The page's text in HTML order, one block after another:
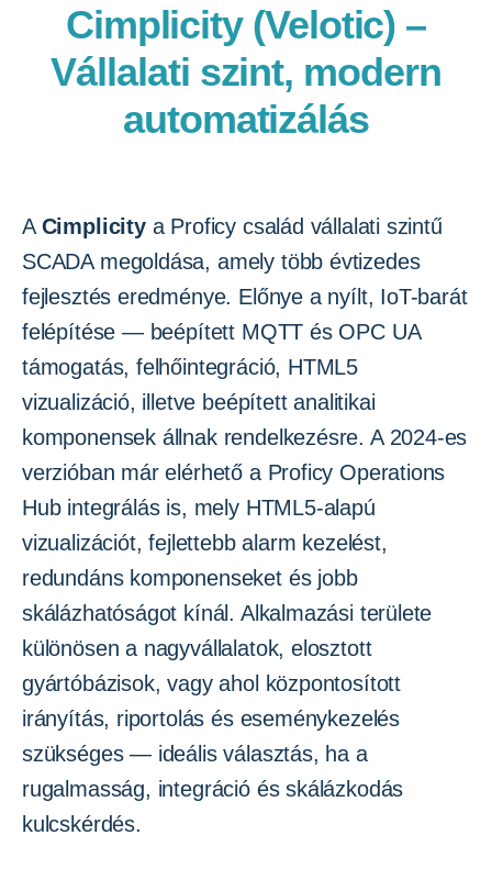
Cimplicity (Velotic) –
Vállalati szint, modern
automatizálás
A Cimplicitya Proficy család vállalati szintű
SCADA megoldása, amely több évtizedes
fejlesztés eredménye. Előnye a nyílt, IoT-barát
felépítése — beépített MQTT és OPC UA
támogatás, felhőintegráció, HTML5
vizualizáció, illetve beépített analitikai
komponensek állnak rendelkezésre. A 2024-es
verzióban már elérhető a Proficy Operations
Hub integrálás is, mely HTML5-alapú
vizualizációt, fejlettebb alarm kezelést,
redundáns komponenseket és jobb
skálázhatóságot kínál. Alkalmazási területe
különösen a nagyvállalatok, elosztott
gyártóbázisok, vagy ahol központosított
irányítás, riportolás és eseménykezelés
szükséges — ideális választás, ha a
rugalmasság, integráció és skálázkodás
kulcskérdés.